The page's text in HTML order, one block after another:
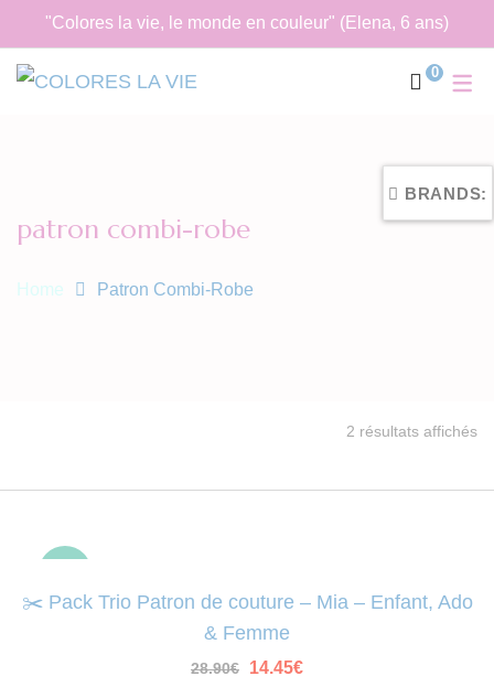
"Colores la vie, le monde en couleur" (Elena, 6 ans)
0
patron combi-robe
Home Patron Combi-Robe
2 résultats affichés
✂️ Pack Trio Patron de couture – Mia – Enfant, Ado
& Femme
28.90€
Le
14.45€Le
BRANDS: